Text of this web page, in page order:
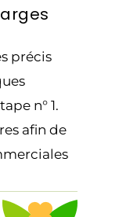
précis
n° 1.
afin de